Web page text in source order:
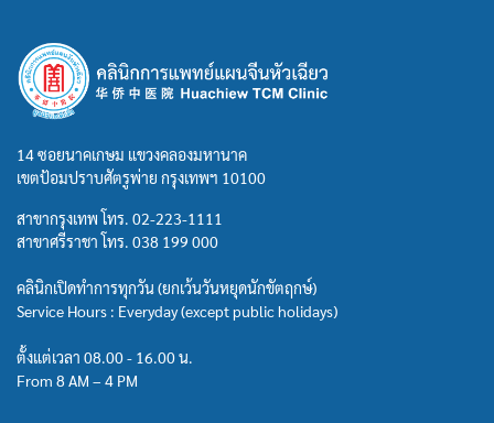
14 ซอยนาคเกษม แขวงคลองมหานาค
เขตป้อมปราบศัตรูพ่าย กรุงเทพฯ 10100
สาขากรุงเทพ โทร. 02-223-1111
สาขาศรีราชา โทร. 038 199 000
คลินิกเปิดทำการทุกวัน (ยกเว้นวันหยุดนักขัตฤกษ์)
Service Hours : Everyday (except public holidays)
ตั้งแต่เวลา 08.00 - 16.00 น.
From 8 AM – 4 PM